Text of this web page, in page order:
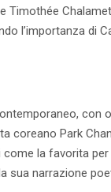
Timothée
l’importanza di
con
coreano Park
la favorita per
sua narrazione